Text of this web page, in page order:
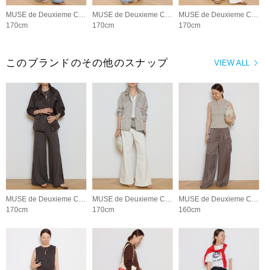
170cm
170cm
170cm
VIEW ALL
このブランドのその他のスナップ
MUSE de Deuxieme Classe
170cm
MUSE de Deuxieme Classe
170cm
MUSE de Deuxieme Classe
160cm